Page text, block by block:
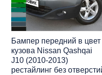
Бампер передний в цвет
кузова Nissan Qashqai
J10 (2010-2013)
рестайлинг без